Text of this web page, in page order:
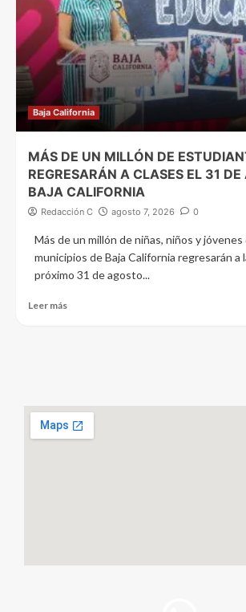
Baja California
MÁS DE UN MILLÓN DE
REGRESARÁN A CLASES EL 31 DE
BAJA CALIFORNIA
Redacción C agosto 7, 2026 0
Más de un millón de niñas, niños y
municipios de Baja California regresarán a
próximo 31 de agosto...
Leer más